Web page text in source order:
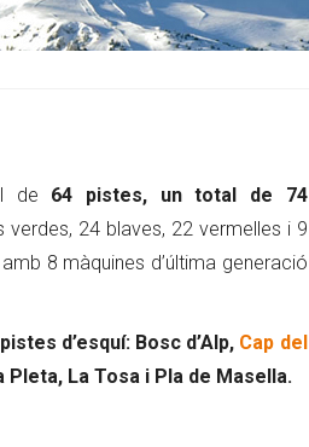
de 64 pistes, un total de 74
24 blaves, 22 vermelles i 9
8 màquines d’última generació
d’esquí: Bosc d’Alp, Cap del
Pleta, La Tosa i Pla de Masella.